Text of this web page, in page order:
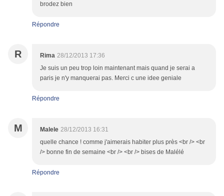
brodez bien
Répondre
R Rima 28/12/2013 17:36
Je suis un peu trop loin maintenant mais quand je serai a
paris je n'y manquerai pas. Merci c une idee geniale
Répondre
M Malele 28/12/2013 16:31
quelle chance ! comme j'aimerais habiter plus près <br /> <br
/> bonne fin de semaine <br /> <br /> bises de Malélé
Répondre